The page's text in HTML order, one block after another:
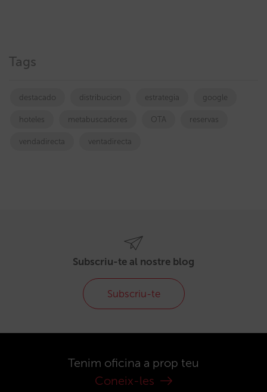
Tags
destacado distribucion estrategia google
hoteles metabuscadores OTA reservas
vendadirecta ventadirecta
Subscriu-te al nostre blog
Subscriu-te
Tenim oficina a prop teu
Coneix-les